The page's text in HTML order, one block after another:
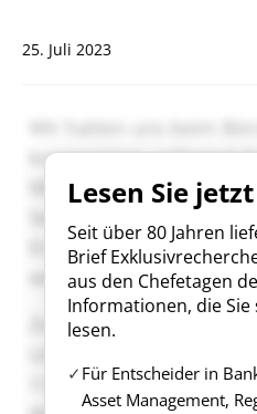
25. Juli 2023
Lesen Sie
Seit über 80 Jahren
Brief
aus den Chefetagen
Informationen, die
lesen.
Für Entscheider in
Asset Management,